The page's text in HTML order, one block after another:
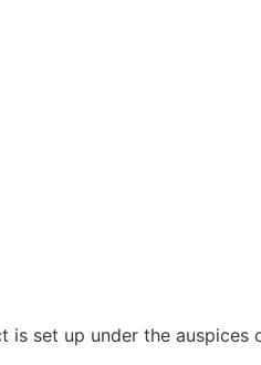
is set up under the auspices